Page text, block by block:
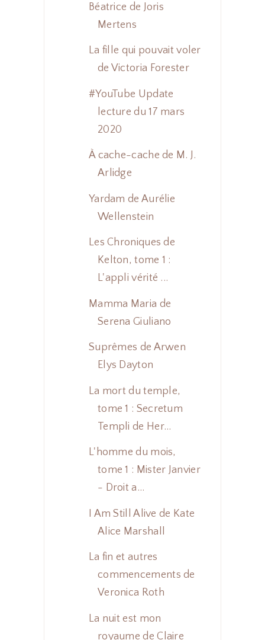
Béatrice de Joris
Mertens
La fille qui pouvait voler
de Victoria Forester
#YouTube Update
lecture du 17 mars
2020
À cache-cache de M. J.
Arlidge
Yardam de Aurélie
Wellenstein
Les Chroniques de
Kelton, tome 1 :
L'appli vérité ...
Mamma Maria de
Serena Giuliano
Suprêmes de Arwen
Elys Dayton
La mort du temple,
tome 1 : Secretum
Templi de Her...
L'homme du mois,
tome 1 : Mister Janvier
- Droit a...
I Am Still Alive de Kate
Alice Marshall
La fin et autres
commencements de
Veronica Roth
La nuit est mon
royaume de Claire